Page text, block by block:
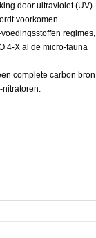
door ultraviolet (UV)
voorkomen.
regimes,
4-X al de micro-fauna
complete carbon bron
nitratoren.